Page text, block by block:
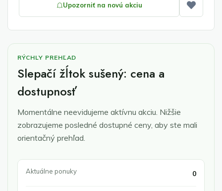
Upozorniť na novú akciu
Pridať
RÝCHLY PREHĽAD
Slepačí žĺtok sušený: cena a
dostupnosť
Momentálne neevidujeme aktívnu akciu. Nižšie
zobrazujeme posledné dostupné ceny, aby ste mali
orientačný prehľad.
Aktuálne ponuky 0